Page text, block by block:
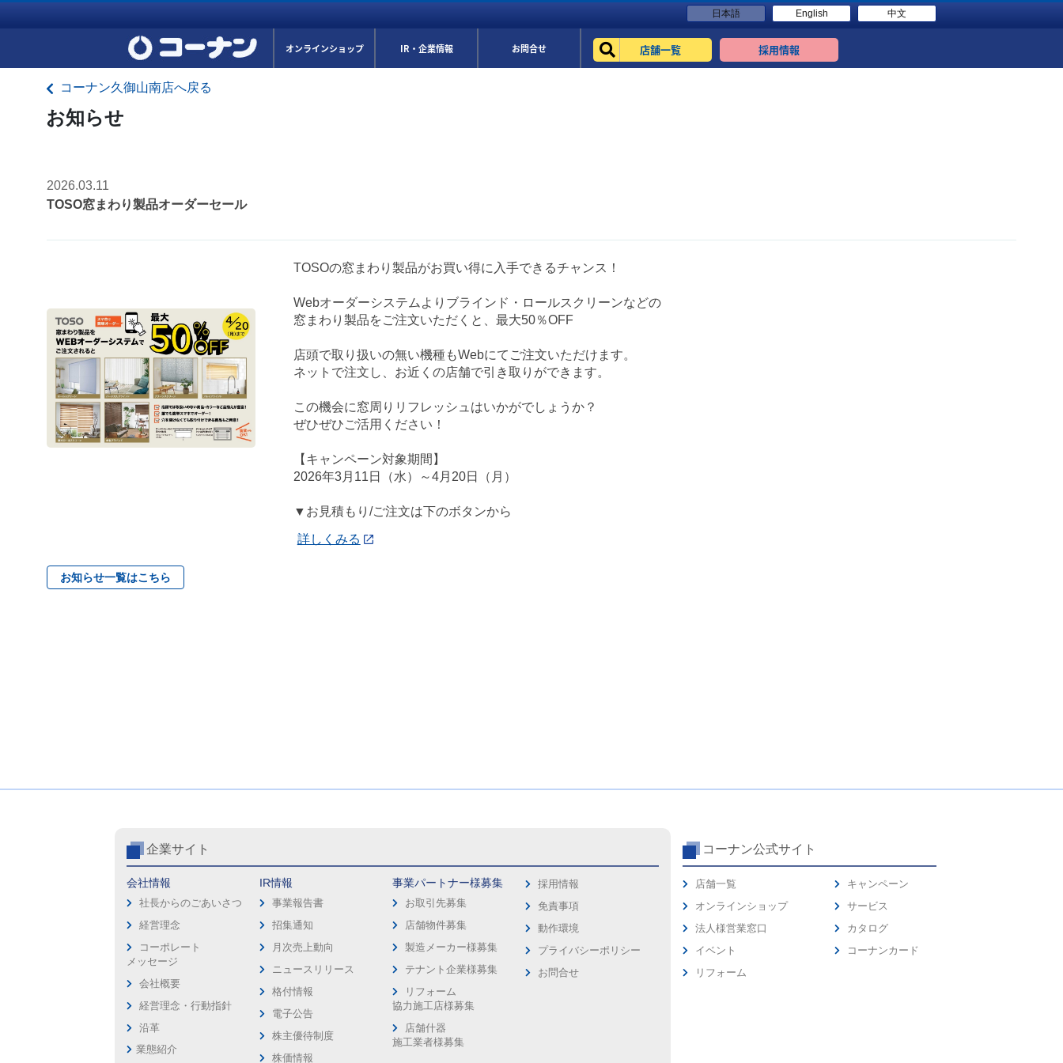
日本語 English 中文
オンラインショップ IR・企業情報 お問合せ 店舗一覧 採用情報
コーナン久御山南店へ戻る
お知らせ
2026.03.11
TOSO窓まわり製品オーダーセール
TOSOの窓まわり製品がお買い得に入手できるチャンス！
Webオーダーシステムよりブラインド・ロールスクリーンなどの
窓まわり製品をご注文いただくと、最大50％OFF
店頭で取り扱いの無い機種もWebにてご注文いただけます。
ネットで注文し、お近くの店舗で引き取りができます。
この機会に窓周りリフレッシュはいかがでしょうか？
ぜひぜひご活用ください！
【キャンペーン対象期間】
2026年3月11日（水）～4月20日（月）
▼お見積もり/ご注文は下のボタンから
詳しくみる
お知らせ一覧はこちら
企業サイト
会社情報
社長からのごあいさつ
経営理念
コーポレート
メッセージ
会社概要
経営理念・行動指針
沿革
業態紹介
IR情報
事業報告書
招集通知
月次売上動向
ニュースリリース
格付情報
電子公告
株主優待制度
株価情報
事業パートナー様募集
お取引先募集
店舗物件募集
製造メーカー様募集
テナント企業様募集
リフォーム
協力施工店様募集
店舗什器
施工業者様募集
採用情報
免責事項
動作環境
プライバシーポリシー
お問合せ
コーナン公式サイト
店舗一覧
オンラインショップ
法人様営業窓口
イベント
リフォーム
キャンペーン
サービス
カタログ
コーナンカード